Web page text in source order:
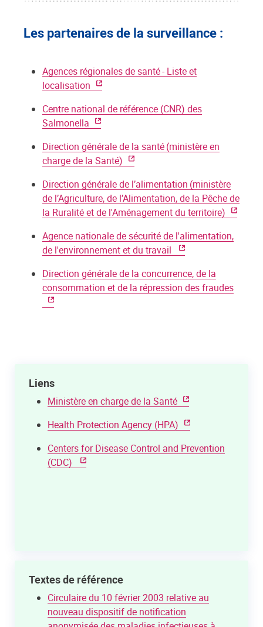
Les partenaires de la surveillance :
Agences régionales de santé - Liste et
localisation
Centre national de référence (CNR) des
Salmonella
Direction générale de la santé (ministère en
charge de la Santé)
Direction générale de l’alimentation (ministère
de l’Agriculture, de l’Alimentation, de la Pêche de
la Ruralité et de l'Aménagement du territoire)
Agence nationale de sécurité de l'alimentation,
de l'environnement et du travail
Direction générale de la concurrence, de la
consommation et de la répression des fraudes
Liens
Ministère en charge de la Santé
Health Protection Agency (HPA)
Centers for Disease Control and Prevention
(CDC)
Textes de référence
Circulaire du 10 février 2003 relative au
nouveau dispositif de notification